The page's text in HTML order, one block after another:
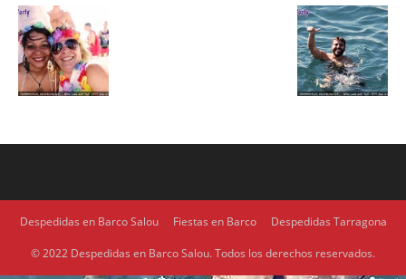
Despedidas en Barco Salou Fiestas en Barco Despedidas Tarragona
© 2022 Despedidas en Barco Salou. Todos los derechos reservados.